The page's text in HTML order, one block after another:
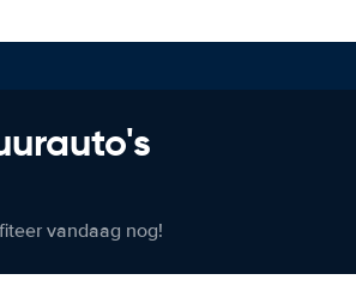
vandaag nog!